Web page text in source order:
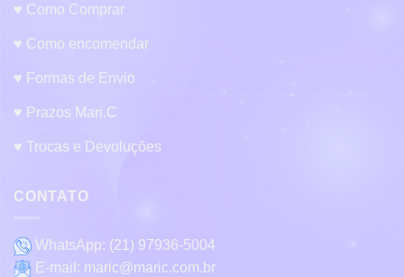
♥ Como Comprar
♥ Como encomendar
♥ Formas de Envio
♥ Prazos Mari.C
♥ Trocas e Devoluções
CONTATO
WhatsApp: (21) 97936-5004
E-mail: maric@maric.com.br